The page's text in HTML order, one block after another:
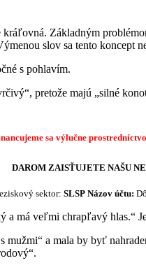
Základným
slov sa tento koncept
s pohlavím.
pretože majú „silné
sa výlučne
DAROM ZAISŤUJETE NAŠU
sektor: SLSP Názov účtu:
a má veľmi chrapľavý hlas.“
a mala by byť